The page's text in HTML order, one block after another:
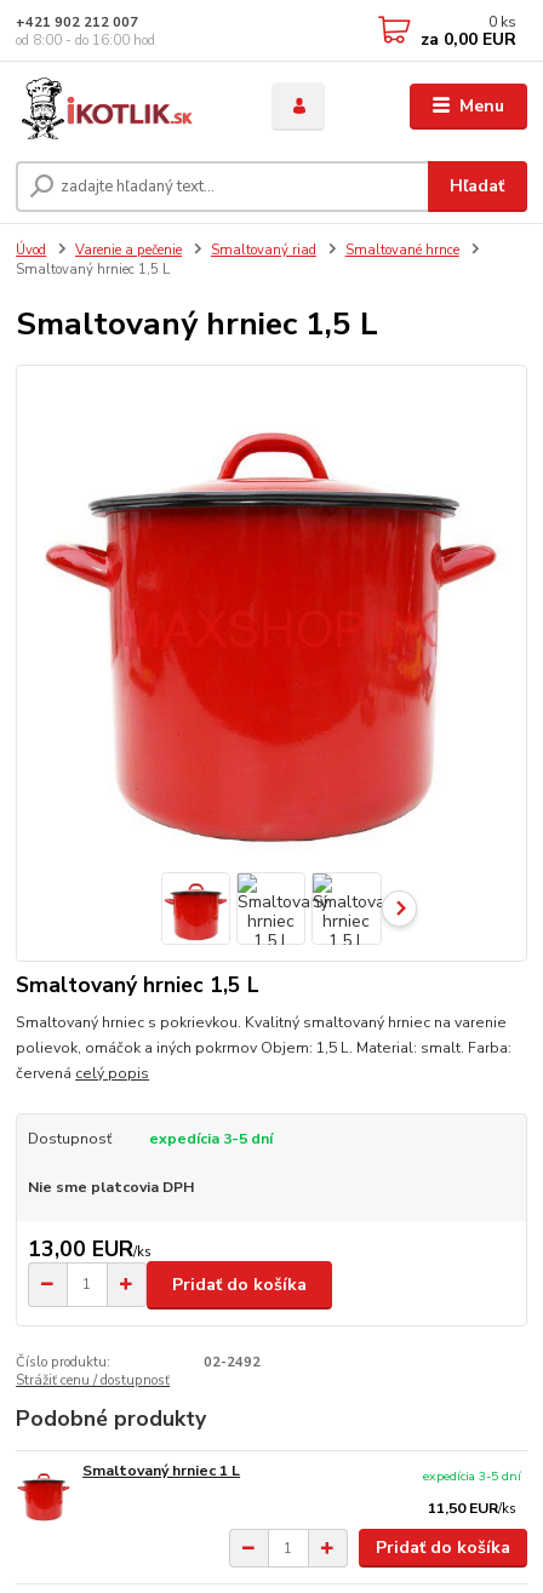
Menu
Hľadať
+421 902 212 007
od 8:00 - do 16:00 hod
0 ks
za 0,00 EUR
Úvod Varenie a pečenie Smaltovaný riad
Smaltované hrnce
Smaltovaný hrniec 1,5 L
Smaltovaný hrniec 1,5 L
Smaltovaný hrniec 1,5 L
Smaltovaný hrniec s pokrievkou. Kvalitný smaltovaný hrniec na varenie
polievok, omáčok a iných pokrmov Objem: 1,5 L. Material: smalt. Farba:
červená celý popis
Dostupnosť expedícia 3-5 dní
Nie sme platcovia DPH
13,00 EUR/ks
Pridať do košíka
Číslo produktu:
02-2492
Strážiť cenu / dostupnosť
Podobné produkty
Smaltovaný hrniec 1 L
11,50 EUR/ks
expedícia 3-5 dní
Pridať do košíka